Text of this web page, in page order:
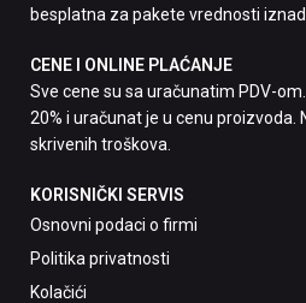
besplatna za pakete vrednosti iznad
CENE I ONLINE PLAĆANJE
Sve cene su sa uračunatim PDV-
20% i uračunat je u cenu proizvoda.
skrivenih troškova.
KORISNIČKI SERVIS
Osnovni podaci o firmi
Politika privatnosti
Kolačići